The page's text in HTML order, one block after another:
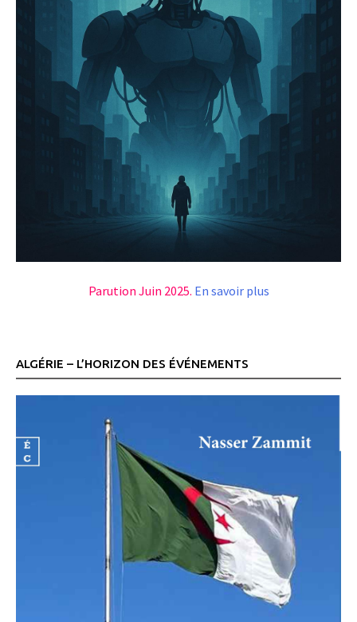
Parution Juin 2025. En savoir plus
ALGÉRIE – L’HORIZON DES ÉVÉNEMENTS